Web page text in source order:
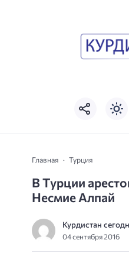
Главная Турция
В Турции
Несмие Алпай
Курдистан
04 сентября 2016